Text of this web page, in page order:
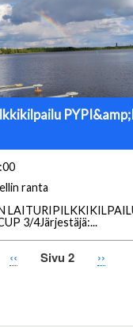
ranta
3/4Järjestäjä:...
Edellinen
‹‹ Sivu 2 ››